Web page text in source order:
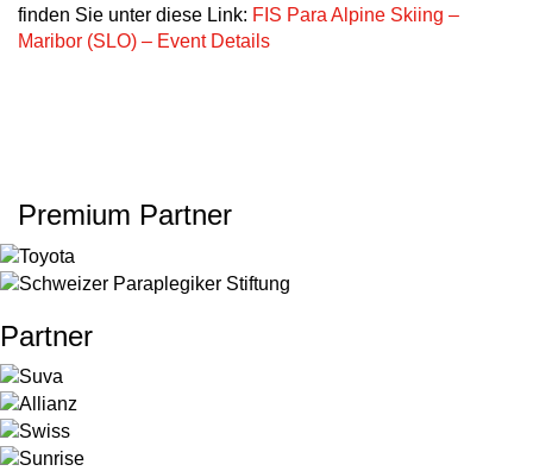
finden Sie unter diese Link: FIS Para Alpine Skiing –
Maribor (SLO) – Event Details
Premium Partner
Partner